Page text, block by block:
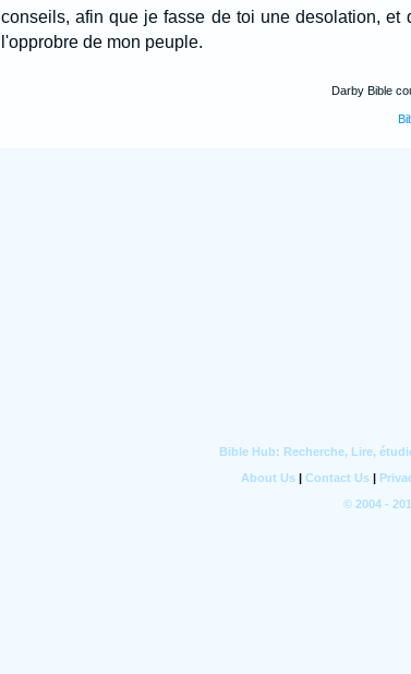
conseils, afin que je fasse de toi une desolation,
l'opprobre de mon peuple.
Darby Bible